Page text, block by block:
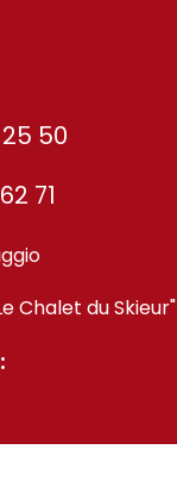
50
71
Chalet du Skieur"